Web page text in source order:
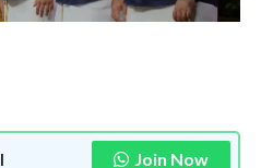
Join Now